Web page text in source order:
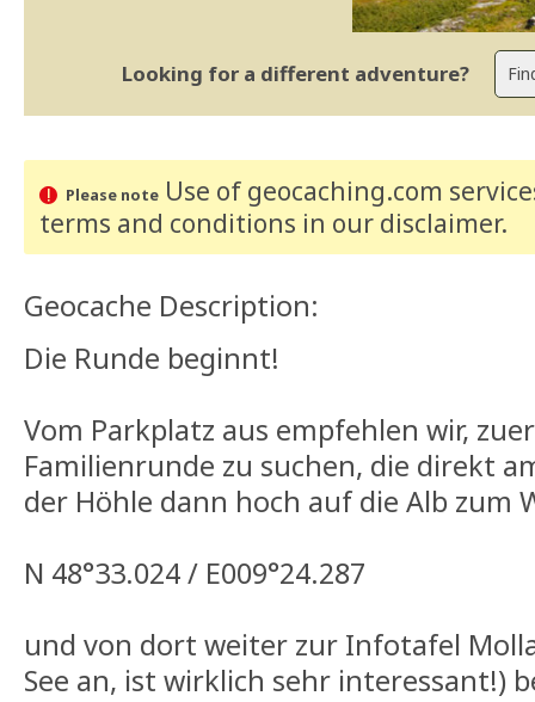
Looking for a different adventure?
Please noteUse of geocaching.com
terms and conditions in our disclaimer.
Geocache Description:
Die Runde beginnt!
Vom Parkplatz aus empfehlen wir,
Familienrunde zu suchen, die direkt
der Höhle dann hoch auf die Alb zum
N 48°33.024 / E009°24.287
und von dort weiter zur Infotafel
See an, ist wirklich sehr interessant!)